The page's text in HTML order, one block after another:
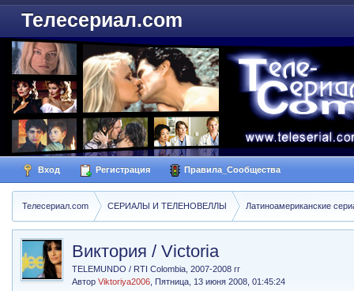
Телесериал.com
Вход Регистрация Правила_Сообщества
Телесериал.com СЕРИАЛЫ И ТЕЛЕНОВЕЛЛЫ Латиноамериканские
Виктория / Victoria
TELEMUNDO / RTI Colombia, 2007-2008 гг
АвторViktoriya2006 ,Пятница, 13 июня 2008, 01:45:24